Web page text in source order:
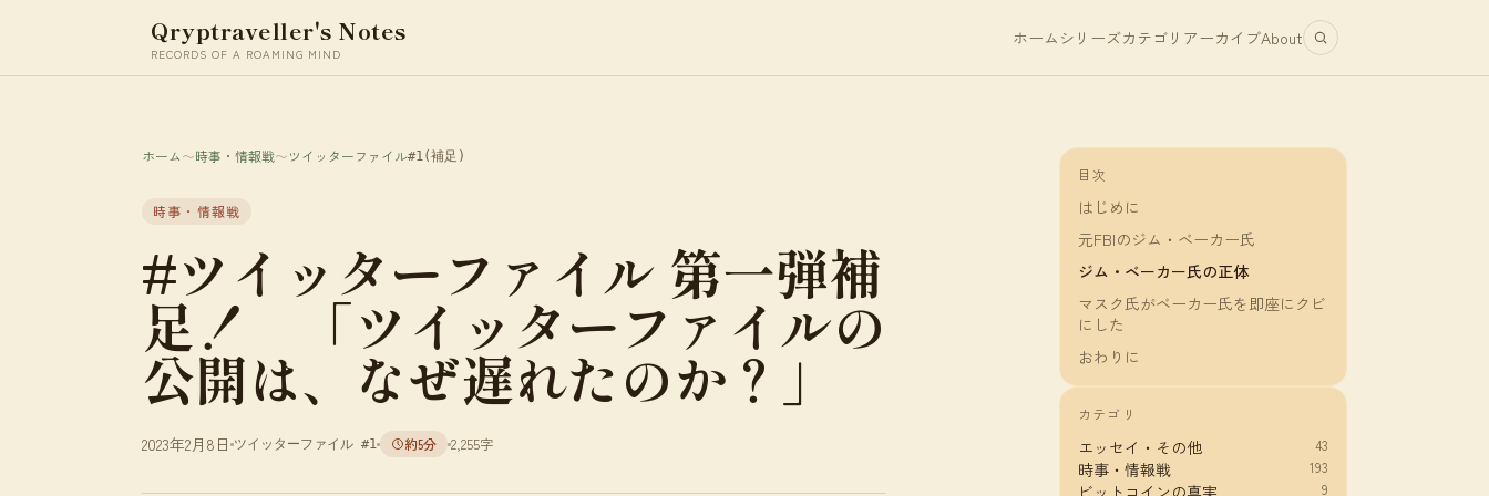
Qryptraveller's Notes
RECORDS OF A ROAMING MIND
ホーム シリーズカテゴリ アーカイブAbout
ホーム〜時事・情報戦〜ツイッターファイル#1(補足)
時事・情報戦
#ツイッターファイル 第一弾補
足！ 「ツイッターファイルの
公開は、なぜ遅れたのか？」
2023年2月8日 ツイッターファイル #1 約5分 2,255字
目次
はじめに
元FBIのジム・ベーカー氏
ジム・ベーカー氏の正体
マスク氏がベーカー氏を即座にクビ
にした
おわりに
カテゴリ
エッセイ・その他 43
時事・情報戦 193
ビットコインの真実 9